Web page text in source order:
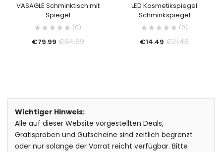
VASAGLE Schminktisch mit
Spiegel
(0)
€79.99 €94.99
LED Kosmetikspiegel
Schminkspiegel
(0)
€14.49 €21.49
Wichtiger Hinweis:
Alle auf dieser Website vorgestellten Deals,
Gratisproben und Gutscheine sind zeitlich begrenzt
oder nur solange der Vorrat reicht verfügbar. Bitte